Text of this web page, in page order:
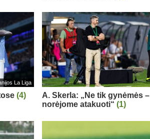
La Liga
(4)
A. Skerla: „Ne tik gynėmės –
norėjome atakuoti“(1)